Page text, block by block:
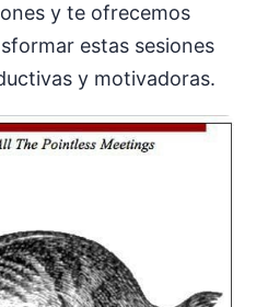
y te ofrecemos
estas sesiones
y motivadoras.